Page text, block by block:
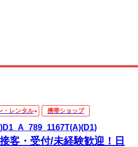
・レンタル 携帯ショップ
客・受付/未経験歓迎！日